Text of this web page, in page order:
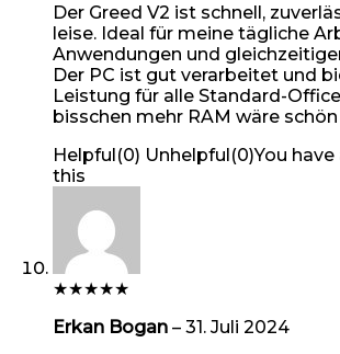
Der Greed V2 ist schnell,
leise. Ideal für meine tägliche
Anwendungen und
Der PC ist gut verarbeitet und
Leistung für alle Standard-
bisschen mehr RAM wäre
Helpful(0) Unhelpful(0)You
this
★★★★★
Erkan Bogan – 31. Juli 2024